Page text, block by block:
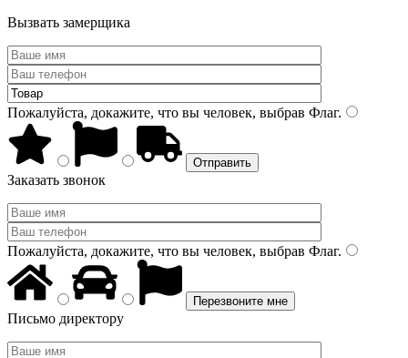
Вызвать замерщика
Пожалуйста, докажите, что вы человек, выбрав Флаг.
Заказать звонок
Пожалуйста, докажите, что вы человек, выбрав Флаг.
Письмо директору